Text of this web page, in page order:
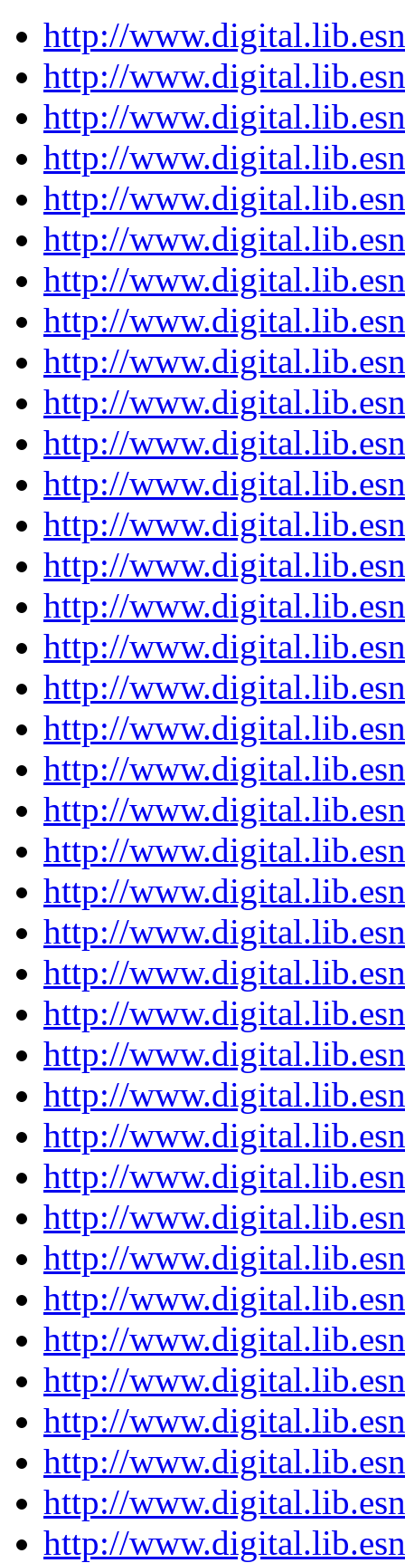
http://
http://
http://
http://
http://
http://
http://
http://
http://
http://
http://
http://
http://
http://
http://
http://
http://
http://
http://
http://
http://
http://
http://
http://
http://
http://
http://
http://
http://
http://
http://
http://
http://
http://
http://
http://
http://
http://